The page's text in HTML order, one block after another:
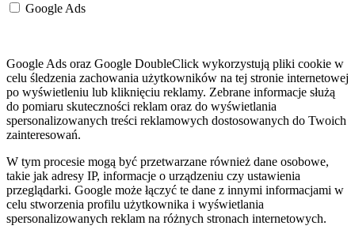
Google Ads
Google Ads oraz Google DoubleClick wykorzystują pliki cookie w
celu śledzenia zachowania użytkowników na tej stronie internetowej
po wyświetleniu lub kliknięciu reklamy. Zebrane informacje służą
do pomiaru skuteczności reklam oraz do wyświetlania
spersonalizowanych treści reklamowych dostosowanych do Twoich
zainteresowań.
W tym procesie mogą być przetwarzane również dane osobowe,
takie jak adresy IP, informacje o urządzeniu czy ustawienia
przeglądarki. Google może łączyć te dane z innymi informacjami w
celu stworzenia profilu użytkownika i wyświetlania
spersonalizowanych reklam na różnych stronach internetowych.